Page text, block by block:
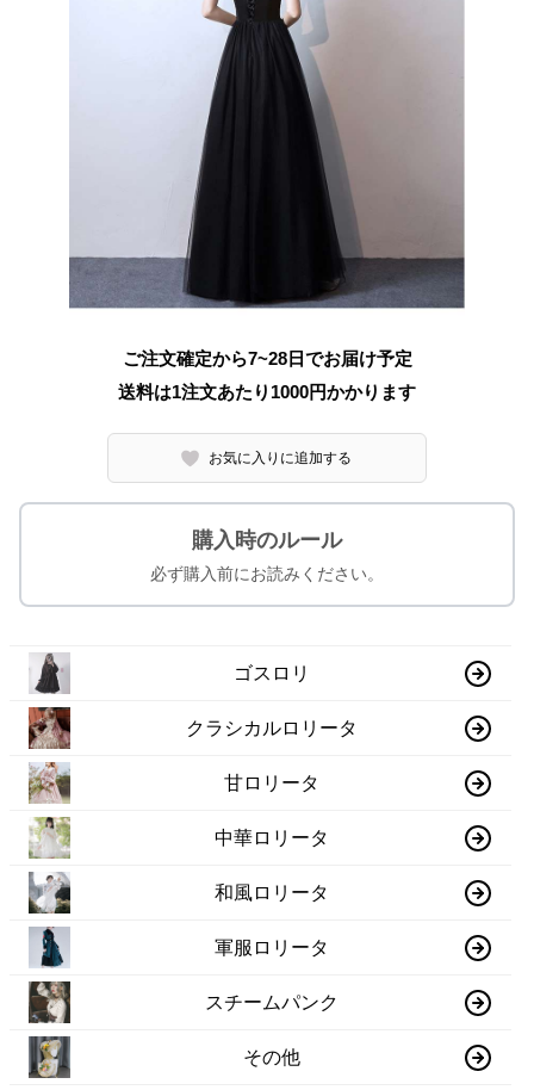
ご注文確定から7~28日でお届け予定
送料は1注文あたり 1000円かかります
お気に入りに追加する
購入時のルール
必ず購入前にお読みください。
ゴスロリ
クラシカルロリータ
甘ロリータ
中華ロリータ
和風ロリータ
軍服ロリータ
スチームパンク
その他